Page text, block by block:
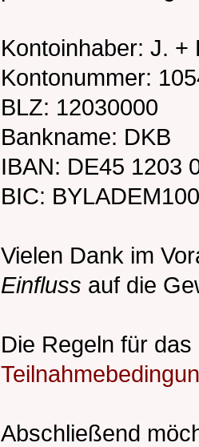
Kontoinhaber: J. +
Kontonummer:
BLZ: 12030000
Bankname: DKB
IBAN: DE45 1203
BIC:
Vielen Dank im
Einfluss auf die
Die Regeln für
Abschließend